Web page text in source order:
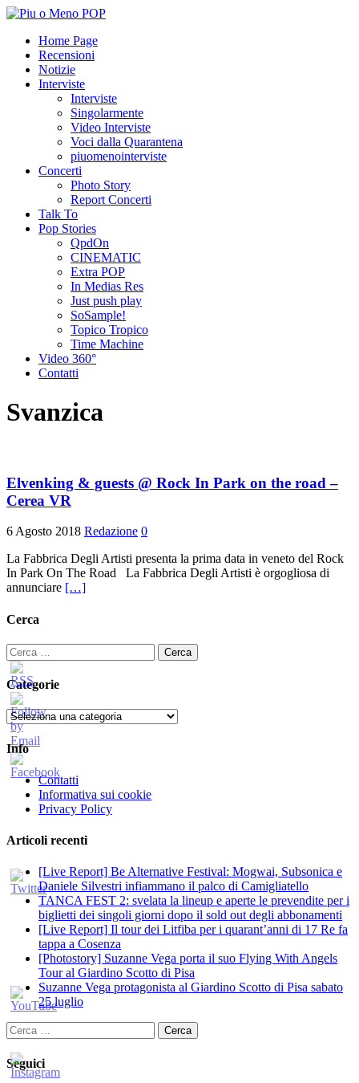
Home Page
Recensioni
Notizie
Interviste
Interviste
Singolarmente
Video Interviste
Voci dalla Quarantena
piuomenointerviste
Concerti
Photo Story
Report Concerti
Talk To
Pop Stories
QpdOn
CINEMATIC
Extra POP
In Medias Res
Just push play
SoSample!
Topico Tropico
Time Machine
Video 360°
Contatti
Svanzica
Elvenking & guests @ Rock In Park on the road –
Cerea VR
6 Agosto 2018 Redazione 0
La Fabbrica Degli Artisti presenta la prima data in veneto del Rock
In Park On The Road La Fabbrica Degli Artisti è orgogliosa di
annunciare […]
Cerca
Ricerca
per:
Categorie
Categorie
Info
Contatti
Informativa sui cookie
Privacy Policy
Articoli recenti
[Live Report] Be Alternative Festival: Mogwai, Subsonica e
Daniele Silvestri infiammano il palco di Camigliatello
TANCA FEST 2: svelata la lineup e aperte le prevendite per i
biglietti dei singoli giorni dopo il sold out degli abbonamenti
[Live Report] Il tour dei Litfiba per i quarant’anni di 17 Re fa
tappa a Cosenza
[Photostory] Suzanne Vega porta il suo Flying With Angels
Tour al Giardino Scotto di Pisa
Suzanne Vega protagonista al Giardino Scotto di Pisa sabato
25 luglio
Ricerca
per:
Seguici